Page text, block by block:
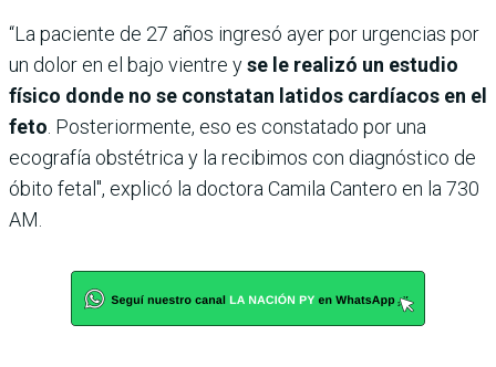
“La paciente de 27 años ingresó ayer por urgencias por
un dolor en el bajo vientre yse le realizó un estudio
físico donde no se constatan latidos cardíacos en el
feto . Posteriormente, eso es constatado por una
ecografía obstétrica y la recibimos con diagnóstico de
óbito fetal", explicó la doctora Camila Cantero en la 730
AM.